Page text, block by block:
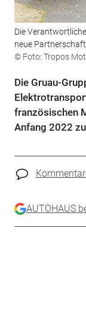
Die
neue Partnerschaft.
© Foto: Tropos
Die Gruau-
französischen
Anfang 2022
AUTOHAUS